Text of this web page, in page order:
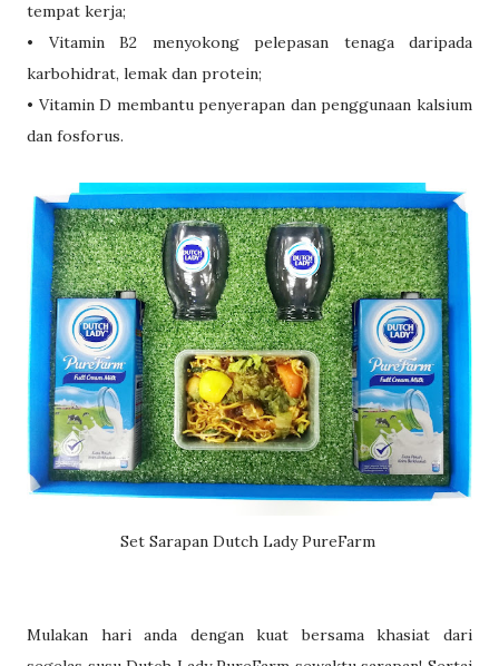
tempat kerja;
• Vitamin B2 menyokong pelepasan tenaga daripada
karbohidrat, lemak dan protein;
• Vitamin D membantu penyerapan dan penggunaan kalsium
dan fosforus.
Set Sarapan Dutch Lady PureFarm
Mulakan hari anda dengan kuat bersama khasiat dari